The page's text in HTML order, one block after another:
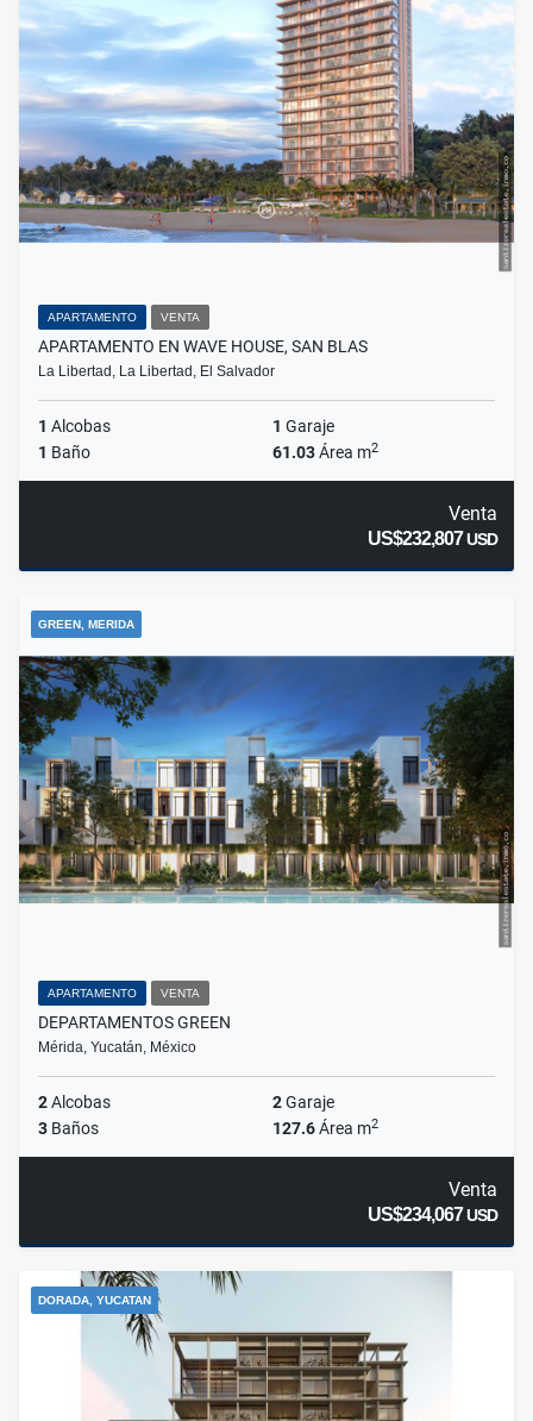
APARTAMENTO VENTA
APARTAMENTO EN WAVE HOUSE, SAN BLAS
La Libertad, La Libertad, El Salvador
1 Alcobas 1 Garaje
1 Baño 61.03Área m2
Venta
US$232,807USD
GREEN, MERIDA
APARTAMENTO VENTA
DEPARTAMENTOS GREEN
Mérida, Yucatán, México
2Alcobas 2Garaje
3 Baños 127.6Área m2
Venta
US$234,067USD
DORADA, YUCATAN